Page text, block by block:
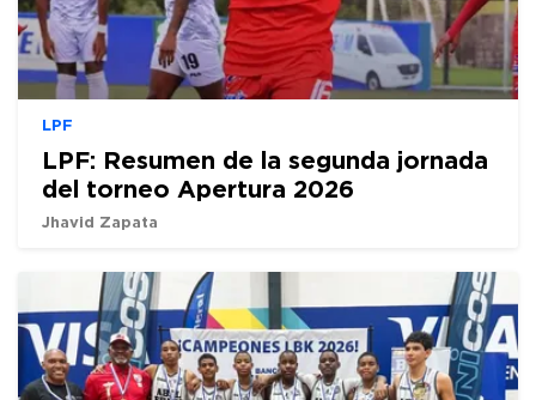
LPF
LPF: Resumen de la segunda jornada
del torneo Apertura 2026
Jhavid Zapata